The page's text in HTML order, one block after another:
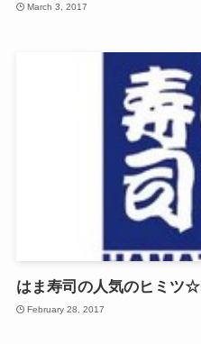
March 3, 2017
はま寿司の人気のヒミツ☆
February 28, 2017